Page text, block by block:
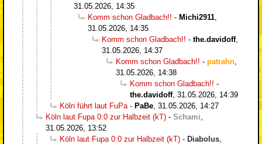
31.05.2026, 14:35
Komm schon Gladbach!! - Michi2911
31.05.2026, 14:35
Komm schon Gladbach!! - the.davidoff,
31.05.2026, 14:37
Komm schon Gladbach!! - patrahn
31.05.2026, 14:38
Komm schon Gladbach!! -
the.davidoff, 31.05.2026, 14:39
Köln führt laut FuPa - PaBe 31.05.2026, 14:27
Köln laut Fupa 0:0 zur Halbzeit (kT) - Schami
31.05.2026, 13:52
Köln laut Fupa 0:0 zur Halbzeit (kT) - Diabolus